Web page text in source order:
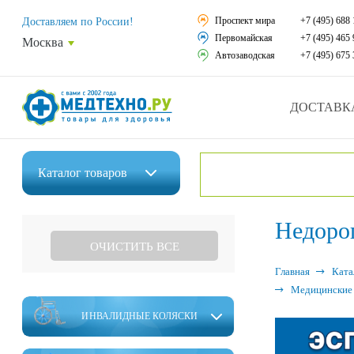
Средства
Средства по
Домашняя
Товары для
Уникальные и
Распродажа
Доставляем по России!
Москва
Проспект мира
+7 (495) 688
Первомайская
+7 (495) 465
Автозаводская
+7 (495) 675
Каталогтоваров
Средства реабилитации
Ортопедические изделия
ОЧИСТИТЬ ВСЕ
ИНВАЛИДНЫЕ КОЛЯСКИ
Главная
Медицинские